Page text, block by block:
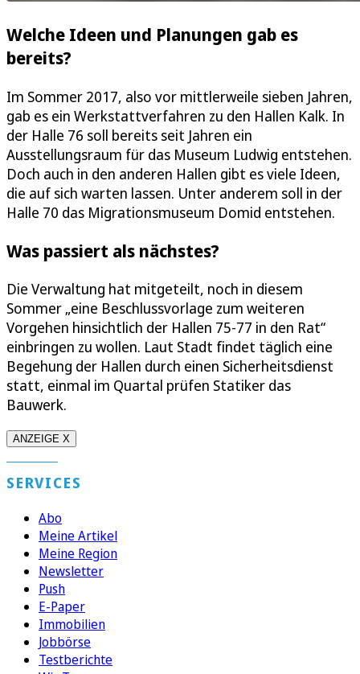
Welche Ideen und Planungen gab es
bereits?
Im Sommer 2017, also vor mittlerweile sieben Jahren,
gab es ein Werkstattverfahren zu den Hallen Kalk. In
der Halle 76 soll bereits seit Jahren ein
Ausstellungsraum für das Museum Ludwig entstehen.
Doch auch in den anderen Hallen gibt es viele Ideen,
die auf sich warten lassen. Unter anderem soll in der
Halle 70 das Migrationsmuseum Domid entstehen.
Was passiert als nächstes?
Die Verwaltung hat mitgeteilt, noch in diesem
Sommer „eine Beschlussvorlage zum weiteren
Vorgehen hinsichtlich der Hallen 75-77 in den Rat“
einbringen zu wollen. Laut Stadt findet täglich eine
Begehung der Hallen durch einen Sicherheitsdienst
statt, einmal im Quartal prüfen Statiker das
Bauwerk.
ANZEIGE X
SERVICES
Abo
Meine Artikel
Meine Region
Newsletter
Push
E-Paper
Immobilien
Jobbörse
Testberichte